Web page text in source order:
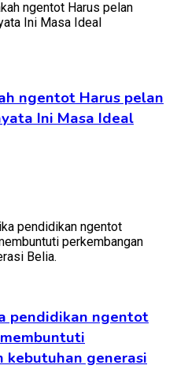
ngentot Harus pelan
Ini Masa Ideal
pendidikan ngentot
kebutuhan generasi